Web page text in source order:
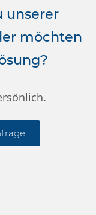
unserer
möchten